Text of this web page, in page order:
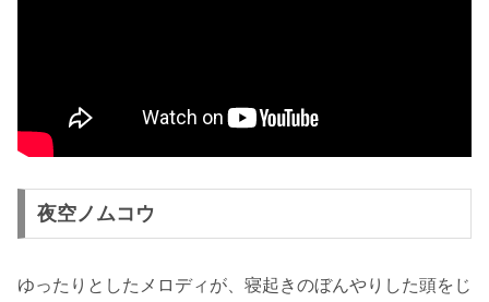
夜空ノムコウ
ゆったりとしたメロディが、寝起きのぼんやりした頭をじ